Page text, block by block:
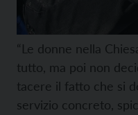
“Le donne nella
tutto, ma poi non
tacere il fatto che si
servizio concreto,